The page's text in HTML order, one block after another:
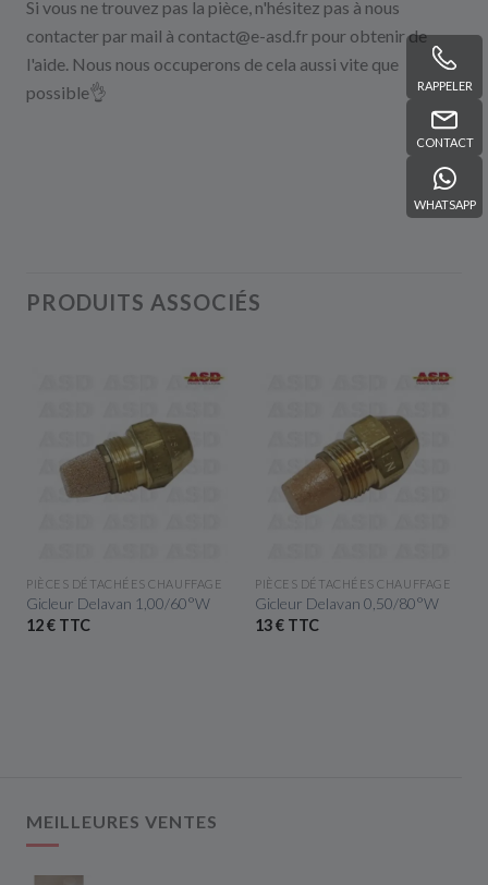
RAPPELER
CONTACT
WHATSAPP
Si vous netrouvez pas la pièce, n'hésitez pas à nous
contacter par mail à contact@e-asd.fr pour obtenirde
l'aide. Nous nous occuperons de cela aussi vite que
possible👌
PRODUITS ASSOCIÉS
APERÇU RAPIDE
PIÈCES DÉTACHÉES CHAUFFAGE
Gicleur Delavan 1,00/60°W
12 € TTC
APERÇU RAPIDE
PIÈCES DÉTACHÉES CHAUFFAGE
Gicleur Delavan 0,50/80°W
13 € TTC
MEILLEURES VENTES